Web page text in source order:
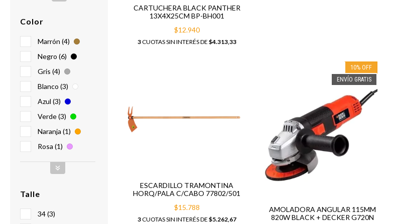
Color
Marrón (4)
Negro (6)
Gris (4)
Blanco (3)
Azul (3)
Verde (3)
Naranja (1)
Rosa (1)
Talle
34 (3)
CARTUCHERA BLACK PANTHER
13X4X25CM BP-BH001
$12.940
3CUOTAS SIN INTERÉS DE $4.313,33
ESCARDILLO TRAMONTINA
HORQ/PALA C/CABO 77802/501
$15.788
3CUOTAS SIN INTERÉS DE $5.262,67
10%OFF
ENVÍO GRATIS
AMOLADORA ANGULAR 115MM
820W BLACK + DECKER G720N